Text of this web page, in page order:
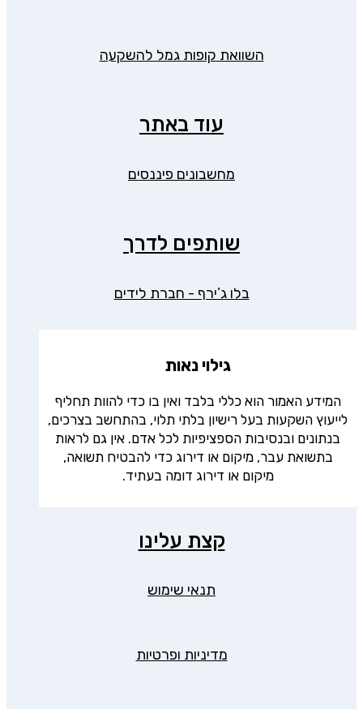
השוואת קופות גמל להשקעה
עוד באתר
מחשבונים פיננסים
שותפים לדרך
בלו ג’ירף - חברת לידים
גילוי נאות
המידע האמור הוא כללי בלבד ואין בו כדי להוות תחליף
לייעוץ השקעות בעל רישיון בלתי תלוי, בהתחשב בצרכים,
בנתונים ובנסיבות הספציפיות לכל אדם. אין גם לראות
בתשואת עבר, מיקום או דירוג כדי להבטיח תשואה,
מיקום או דירוג דומה בעתיד.
קצת עלינו
תנאי שימוש
מדיניות ופרטיות